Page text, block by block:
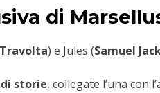
di
) e Jules (Samuel
storie, collegate l’una con